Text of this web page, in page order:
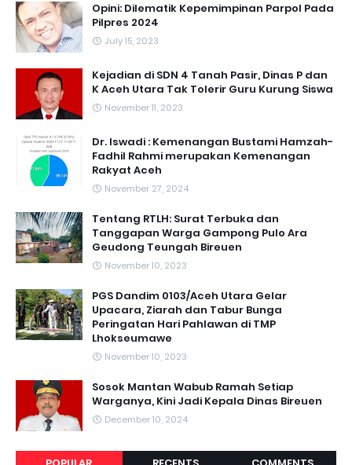
Opini: Dilematik Kepemimpinan Parpol Pada
Pilpres 2024
July 15, 2023
Kejadian di SDN 4 Tanah Pasir, Dinas P dan
K Aceh Utara Tak Tolerir Guru Kurung Siswa
November 11, 2023
Dr. Iswadi : Kemenangan Bustami Hamzah-
Fadhil Rahmi merupakan Kemenangan
Rakyat Aceh
November 27, 2024
Tentang RTLH: Surat Terbuka dan
Tanggapan Warga Gampong Pulo Ara
Geudong Teungah Bireuen
November 10, 2023
PGS Dandim 0103/Aceh Utara Gelar
Upacara, Ziarah dan Tabur Bunga
Peringatan Hari Pahlawan di TMP
Lhokseumawe
November 10, 2023
Sosok Mantan Wabub Ramah Setiap
Warganya, Kini Jadi Kepala Dinas Bireuen
December 10, 2024